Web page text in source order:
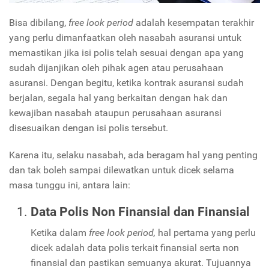
Bisa dibilang, free look period adalah kesempatan terakhir
yang perlu dimanfaatkan oleh nasabah asuransi untuk
memastikan jika isi polis telah sesuai dengan apa yang
sudah dijanjikan oleh pihak agen atau perusahaan
asuransi. Dengan begitu, ketika kontrak asuransi sudah
berjalan, segala hal yang berkaitan dengan hak dan
kewajiban nasabah ataupun perusahaan asuransi
disesuaikan dengan isi polis tersebut.
Karena itu, selaku nasabah, ada beragam hal yang penting
dan tak boleh sampai dilewatkan untuk dicek selama
masa tunggu ini, antara lain:
Data Polis Non Finansial dan Finansial
Ketika dalam free look period, hal pertama yang perlu
dicek adalah data polis terkait finansial serta non
finansial dan pastikan semuanya akurat. Tujuannya